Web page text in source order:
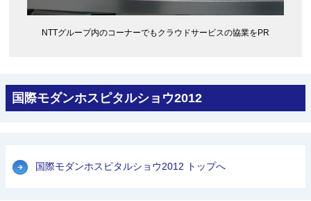
NTTグループ内のコーナーでもクラウドサービスの協業をPR
国際モダンホスピタルショウ2012
国際モダンホスピタルショウ2012 トップへ